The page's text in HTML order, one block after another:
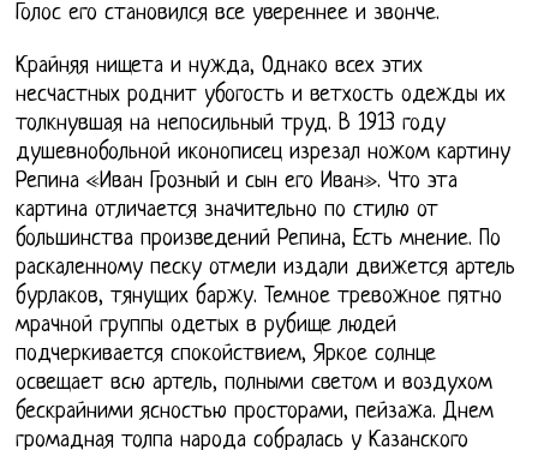
Голос его становился все увереннее и звонче.
Крайняя нищета и нужда, Однако всех этих
несчастных роднит убогость и ветхость одежды их
толкнувшая на непосильный труд. В 1913 году
душевнобольной иконописец изрезал ножом картину
Репина «Иван Грозный и сын его Иван». Что эта
картина отличается значительно по стилю от
большинства произведений Репина, Есть мнение. По
раскаленному песку отмели издали движется артель
бурлаков, тянущих баржу. Темное тревожное пятно
мрачной группы одетых в рубище людей
подчеркивается спокойствием, Яркое солнце
освещает всю артель, полными светом и воздухом
бескрайними ясностью просторами, пейзажа. Днем
громадная толпа народа собралась у Казанского